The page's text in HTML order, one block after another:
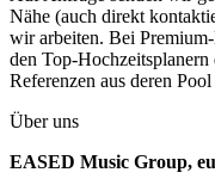
Nähe (auch direkt
wir arbeiten. Bei
den Top-
Referenzen aus deren
Über uns
EASED Music Group,